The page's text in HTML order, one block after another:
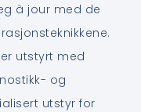
à jour med de
utstyrt med
og
utstyr for